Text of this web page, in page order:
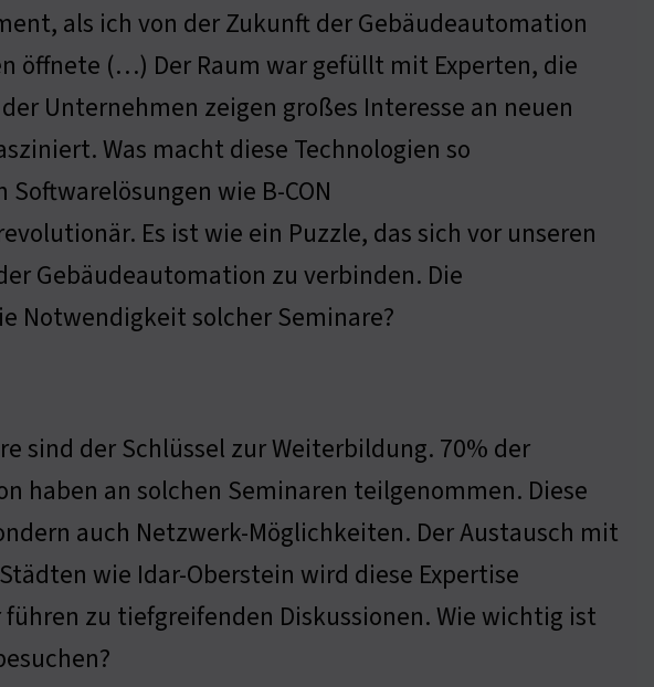
als ich von der Zukunft der Gebäudeautomation
öffnete (…) Der Raum war gefüllt mit Experten, die
Unternehmen zeigen großes Interesse an neuen
Was macht diese Technologien so
wie B-CON
Es ist wie ein Puzzle, das sich vor unseren
Gebäudeautomation zu verbinden. Die
Notwendigkeit solcher Seminare?
sind der Schlüssel zur Weiterbildung. 70% der
haben an solchen Seminaren teilgenommen. Diese
auch Netzwerk-Möglichkeiten. Der Austausch mit
wie Idar-Oberstein wird diese Expertise
führen zu tiefgreifenden Diskussionen. Wie wichtig ist